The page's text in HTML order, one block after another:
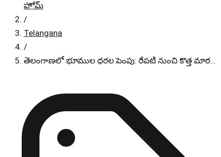
హోమ్
/
Telangana
/
తెలంగాణలో భూముల ధరల పెంపు: రేపటి నుంచి కొత్త మార…